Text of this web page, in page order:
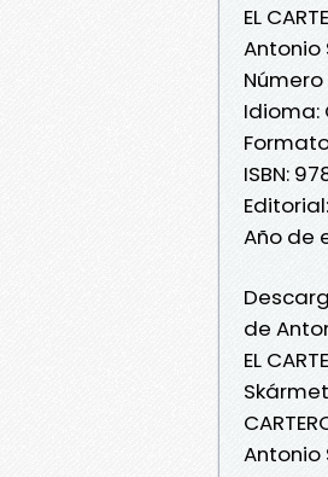
EL
Antonio
Idioma:
ISBN:
Año de
de
EL
Antonio